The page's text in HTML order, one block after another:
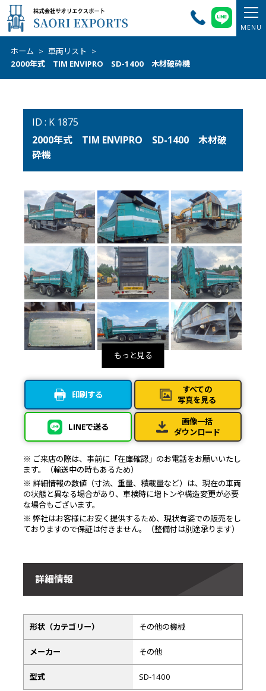
ホーム > 車両リスト >
2000年式 TIM ENVIPRO SD-1400 木材破砕機
ID : K 1875
2000年式 TIM ENVIPRO SD-1400 木材破
砕機
印刷する
LINEで送る
すべての
写真を見る
画像一括
ダウンロード
※ ご来店の際は、事前に「在庫確認」のお電話をお願いいたし
ます。（輸送中の時もあるため）
※ 詳細情報の数値（寸法、重量、積載量など）は、現在の車両
の状態と異なる場合があり、車検時に増トンや構造変更が必要
な場合もございます。
※ 弊社はお客様にお安く提供するため、現状有姿での販売をし
ておりますので保証は付きません。（整備付は別途承ります）
詳細情報
形状（カテゴリー） その他の機械
メーカー その他
型式 SD-1400